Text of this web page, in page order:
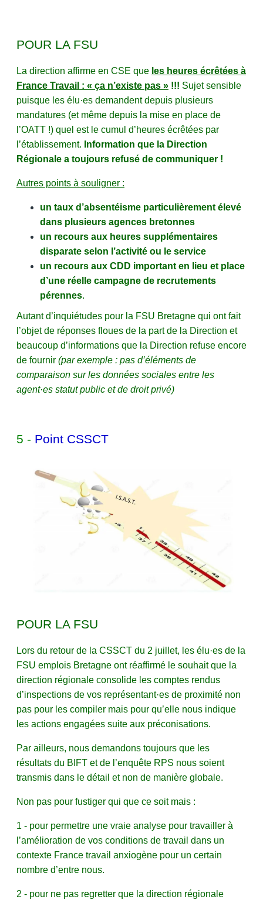
POUR LA FSU
La direction affirme en CSE que les heures écrêtées à
France Travail : « ça n’existe pas » !!! Sujet sensible
puisque les élu·es demandent depuis plusieurs
mandatures (et même depuis la mise en place de
l’OATT !) quel est le cumul d’heures écrêtées par
l’établissement. Information que la Direction
Régionale a toujours refusé de communiquer !
Autres points à souligner :
un taux d’absentéisme particulièrement élevé
dans plusieurs agences bretonnes
un recours aux heures supplémentaires
disparate selon l’activité ou le service
un recours aux CDD important en lieu et place
d’une réelle campagne de recrutements
pérennes.
Autant d’inquiétudes pour la FSU Bretagne qui ont fait
l’objet de réponses floues de la part de la Direction et
beaucoup d’informations que la Direction refuse encore
de fournir (par exemple : pas d’éléments de
comparaison sur les données sociales entre les
agent·es statut public et de droit privé)
5 - Point CSSCT
POUR LA FSU
Lors du retour de la CSSCT du 2 juillet, les élu·es de la
FSU emplois Bretagne ont réaffirmé le souhait que la
direction régionale consolide les comptes rendus
d’inspections de vos représentant·es de proximité non
pas pour les compiler mais pour qu’elle nous indique
les actions engagées suite aux préconisations.
Par ailleurs, nous demandons toujours que les
résultats du BIFT et de l’enquête RPS nous soient
transmis dans le détail et non de manière globale.
Non pas pour fustiger qui que ce soit mais :
1 - pour permettre une vraie analyse pour travailler à
l’amélioration de vos conditions de travail dans un
contexte France travail anxiogène pour un certain
nombre d’entre nous.
2 - pour ne pas regretter que la direction régionale